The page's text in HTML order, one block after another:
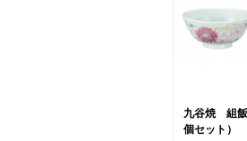
九谷焼 組飯
個セット）